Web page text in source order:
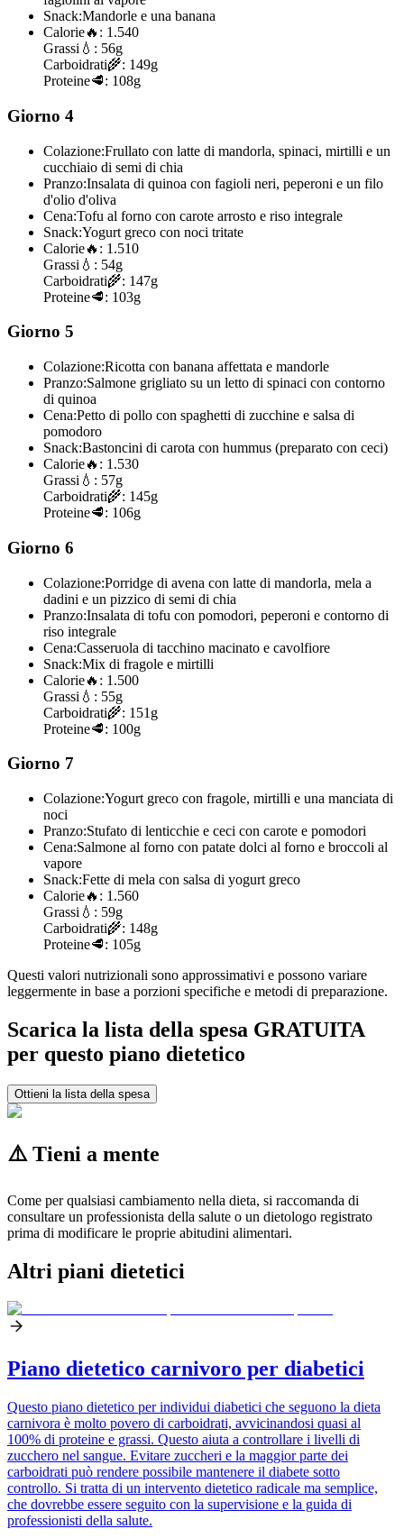
Snack:Mandorle e una banana
Calorie🔥: 1.540
Grassi 💧: 56g
Carboidrati🌾: 149g
Proteine🥩: 108g
Giorno 4
Colazione:Frullato con latte di mandorla, spinaci, mirtilli e un
cucchiaio di semi di chia
Pranzo:Insalata di quinoa con fagioli neri, peperoni e un filo
d'olio d'oliva
Cena:Tofu al forno con carote arrosto e riso integrale
Snack:Yogurt greco con noci tritate
Calorie🔥: 1.510
Grassi 💧: 54g
Carboidrati🌾: 147g
Proteine🥩: 103g
Giorno 5
Colazione:Ricotta con banana affettata e mandorle
Pranzo:Salmone grigliato su un letto di spinaci con contorno
di quinoa
Cena:Petto di pollo con spaghetti di zucchine e salsa di
pomodoro
Snack:Bastoncini di carota con hummus (preparato con ceci)
Calorie🔥: 1.530
Grassi 💧: 57g
Carboidrati🌾: 145g
Proteine🥩: 106g
Giorno 6
Colazione:Porridge di avena con latte di mandorla, mela a
dadini e un pizzico di semi di chia
Pranzo:Insalata di tofu con pomodori, peperoni e contorno di
riso integrale
Cena:Casseruola di tacchino macinato e cavolfiore
Snack:Mix di fragole e mirtilli
Calorie🔥: 1.500
Grassi 💧: 55g
Carboidrati🌾: 151g
Proteine🥩: 100g
Giorno 7
Colazione:Yogurt greco con fragole, mirtilli e una manciata di
noci
Pranzo:Stufato di lenticchie e ceci con carote e pomodori
Cena:Salmone al forno con patate dolci al forno e broccoli al
vapore
Snack:Fette di mela con salsa di yogurt greco
Calorie🔥: 1.560
Grassi 💧: 59g
Carboidrati🌾: 148g
Proteine🥩: 105g
Questi valori nutrizionali sono approssimativi e possono variare
leggermente in base a porzioni specifiche e metodi di preparazione.
Scarica la lista della spesa GRATUITA
per questo piano dietetico
Ottieni la lista della spesa
⚠️ Tieni a mente
Come per qualsiasi cambiamento nella dieta, si raccomanda di
consultare un professionista della salute o un dietologo registrato
prima di modificare le proprie abitudini alimentari.
Altri piani dietetici
Piano dietetico carnivoro per diabetici
Questo piano dietetico per individui diabetici che seguono la dieta
carnivora è molto povero di carboidrati, avvicinandosi quasi al
100% di proteine e grassi. Questo aiuta a controllare i livelli di
zucchero nel sangue. Evitare zuccheri e la maggior parte dei
carboidrati può rendere possibile mantenere il diabete sotto
controllo. Si tratta di un intervento dietetico radicale ma semplice,
che dovrebbe essere seguito con la supervisione e la guida di
professionisti della salute.